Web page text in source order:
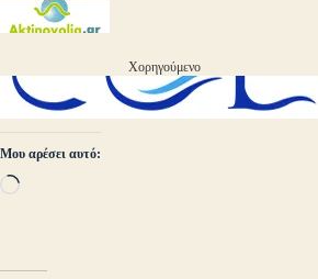
Χορηγούμενο
Μου αρέσει αυτό:
Loading…